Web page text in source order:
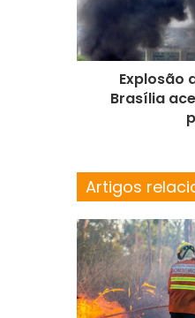
Explosão
Brasília
Artigos